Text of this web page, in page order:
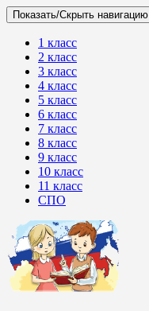
Показать/Скрыть навигацию
1 класс
2 класс
3 класс
4 класс
5 класс
6 класс
7 класс
8 класс
9 класс
10 класс
11 класс
СПО